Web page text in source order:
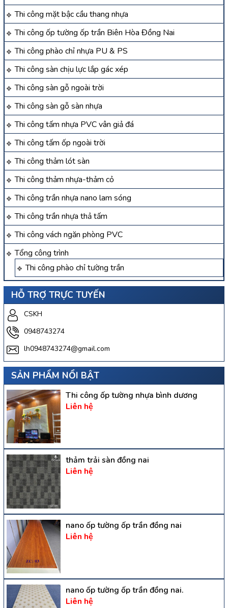
Thi công mặt bậc cầu thang nhựa
Thi công ốp tường ốp trần Biên Hòa Đồng Nai
Thi công phào chỉ nhựa PU & PS
Thi công sàn chịu lực lắp gác xép
Thi công sàn gỗ ngoài trời
Thi công sàn gỗ sàn nhựa
Thi công tấm nhựa PVC vân giả đá
Thi công tấm ốp ngoài trời
Thi công thảm lót sàn
Thi công thảm nhựa-thảm cỏ
Thi công trần nhựa nano lam sóng
Thi công trần nhựa thả tấm
Thi công vách ngăn phòng PVC
Tổng công trình
Thi công phào chỉ tường trần
HỖ TRỢ TRỰC TUYẾN
CSKH
0948743274
lh0948743274@gmail.com
SẢN PHẨM NỔI BẬT
Thi công ốp tường nhựa bình dương
Liên hệ
thảm trải sàn đồng nai
Liên hệ
nano ốp tường ốp trần đồng nai
Liên hệ
nano ốp tường ốp trần đồng nai.
Liên hệ